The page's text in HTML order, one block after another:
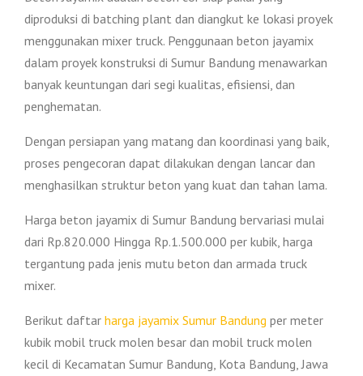
diproduksi di batching plant dan diangkut ke lokasi proyek
menggunakan mixer truck. Penggunaan beton jayamix
dalam proyek konstruksi di Sumur Bandung menawarkan
banyak keuntungan dari segi kualitas, efisiensi, dan
penghematan.
Dengan persiapan yang matang dan koordinasi yang baik,
proses pengecoran dapat dilakukan dengan lancar dan
menghasilkan struktur beton yang kuat dan tahan lama.
Harga beton jayamix di Sumur Bandung bervariasi mulai
dari Rp.820.000 Hingga Rp.1.500.000 per kubik, harga
tergantung pada jenis mutu beton dan armada truck
mixer.
Berikut daftar harga jayamix Sumur Bandung per meter
kubik mobil truck molen besar dan mobil truck molen
kecil di Kecamatan Sumur Bandung, Kota Bandung, Jawa